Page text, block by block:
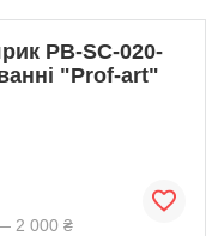
PB-SC-020-
"Prof-art"
2 000 ₴